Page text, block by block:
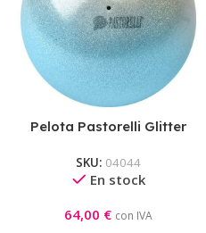
Pelota Pastorelli Glitter
SKU: 04044
En stock
64,00 € con IVA